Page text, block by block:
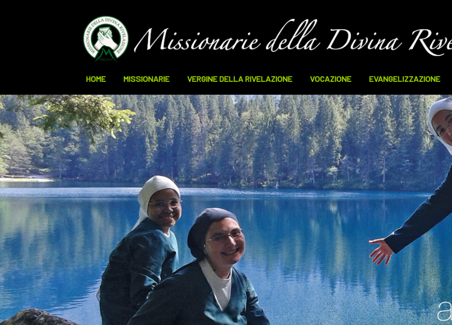
HOME MISSIONARIE VERGINE DELLA RIVELAZIONE VOCAZIONE EVANGELIZZAZIONE